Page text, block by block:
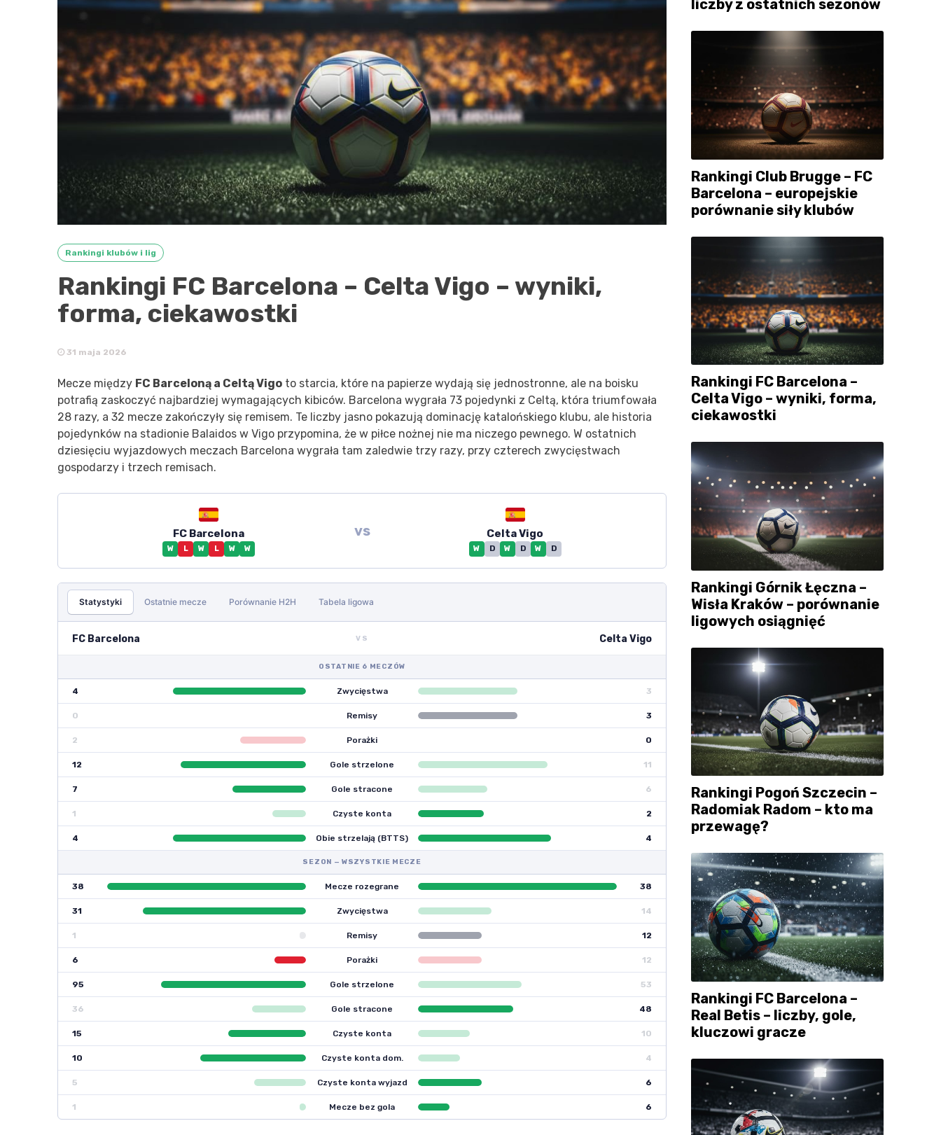
Rankingi klubów i lig
Rankingi FC Barcelona – Celta Vigo – wyniki,
forma, ciekawostki
31 maja 2026
Mecze między FC Barceloną a Celtą Vigo to starcia, które na papierze wydają się jednostronne, ale na boisku
potrafią zaskoczyć najbardziej wymagających kibiców. Barcelona wygrała 73 pojedynki z Celtą, która triumfowała
28 razy, a 32 mecze zakończyły się remisem. Te liczby jasno pokazują dominację katalońskiego klubu, ale historia
pojedynków na stadionie Balaidos w Vigo przypomina, że w piłce nożnej nie ma niczego pewnego. W ostatnich
dziesięciu wyjazdowych meczach Barcelona wygrała tam zaledwie trzy razy, przy czterech zwycięstwach
gospodarzy i trzech remisach.
FC Barcelona
W L W L W W
vs Celta Vigo
W D W D W D
Statystyki Ostatnie mecze Porównanie H2H Tabela ligowa
FC Barcelona VS Celta Vigo
OSTATNIE 6 MECZÓW
4 Zwycięstwa 3
0 Remisy 3
2 Porażki 0
12 Gole strzelone 11
7 Gole stracone 6
1 Czyste konta 2
4 Obie strzelają (BTTS) 4
SEZON — WSZYSTKIE MECZE
38 Mecze rozegrane 38
31 Zwycięstwa 14
1 Remisy 12
6 Porażki 12
95 Gole strzelone 53
36 Gole stracone 48
15 Czyste konta 10
10 Czyste konta dom. 4
5 Czyste konta wyjazd 6
1 Mecze bez gola 6
liczby z ostatnich sezonów
Rankingi Club Brugge – FC
Barcelona – europejskie
porównanie siły klubów
Rankingi FC Barcelona –
Celta Vigo – wyniki, forma,
ciekawostki
Rankingi Górnik Łęczna –
Wisła Kraków – porównanie
ligowych osiągnięć
Rankingi Pogoń Szczecin –
Radomiak Radom – kto ma
przewagę?
Rankingi FC Barcelona –
Real Betis – liczby, gole,
kluczowi gracze